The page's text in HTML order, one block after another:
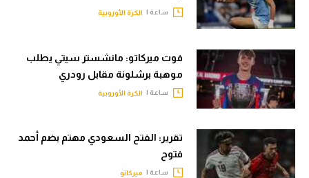
ساعة | الكرة الأوروبية
فوت ميركاتو: مانشستر سيتي يطلب
موهبة برشلونة مقابل رودري
ساعة | الكرة الأوروبية
تقرير: الفتح السعودي مهتم بضم أحمد
فتوح
ساعة | ميركاتو